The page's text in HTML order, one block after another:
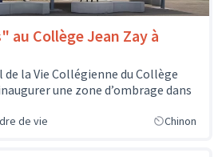
au Collège Jean Zay à
de la Vie Collégienne du Collège
une zone d’ombrage dans
de vie Chinon